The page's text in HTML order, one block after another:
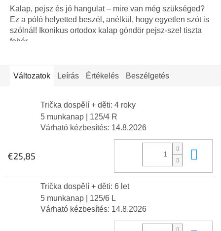
5-
ből
5,0
csillag.
Kalap, pejsz és jó hangulat – mire van még szükséged?
Ez a póló helyetted beszél, anélkül, hogy egyetlen szót is
szólnál! Ikonikus ortodox kalap göndör pejsz-szel tiszta
fehér...
Változatok Leírás Értékelés Beszélgetés
Trička dospělí + děti: 4 roky
5 munkanap
| 125/4 R
Várható kézbesítés: 14.8.2026
€25,85
Trička dospělí + děti: 6 let
5 munkanap
| 125/6 L
Várható kézbesítés: 14.8.2026